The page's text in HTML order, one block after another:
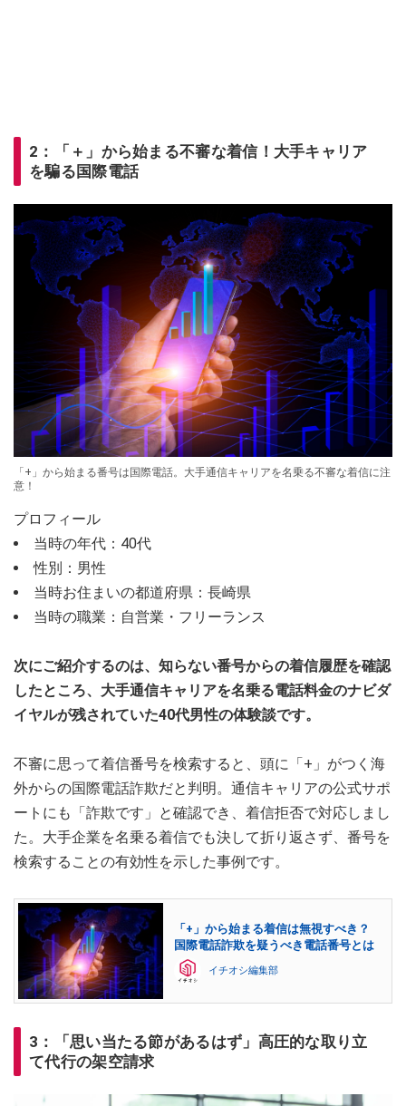
2：「＋」から始まる不審な着信！大手キャリア
を騙る国際電話
「+」から始まる番号は国際電話。大手通信キャリアを名乗る不審な着信に注
意！
プロフィール
当時の年代：40代
性別：男性
当時お住まいの都道府県：長崎県
当時の職業：自営業・フリーランス
次にご紹介するのは、知らない番号からの着信履歴を確認
したところ、大手通信キャリアを名乗る電話料金のナビダ
イヤルが残されていた40代男性の体験談です。
不審に思って着信番号を検索すると、頭に「+」がつく海
外からの国際電話詐欺だと判明。通信キャリアの公式サポ
ートにも「詐欺です」と確認でき、着信拒否で対応しまし
た。大手企業を名乗る着信でも決して折り返さず、番号を
検索することの有効性を示した事例です。
「+」から始まる着信は無視すべき？
国際電話詐欺を疑うべき電話番号とは
イチオシ編集部
3：「思い当たる節があるはず」高圧的な取り立
て代行の架空請求